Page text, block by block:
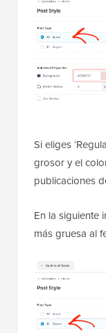
Si eliges
grosor y el
publicaciones
En la siguiente
más gruesa al